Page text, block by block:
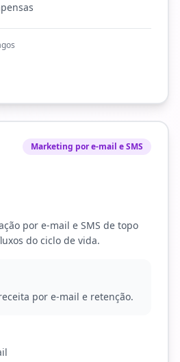
Marketing por e-mail e SMS
por e-mail e SMS de topo
do ciclo de vida.
por e-mail e retenção.